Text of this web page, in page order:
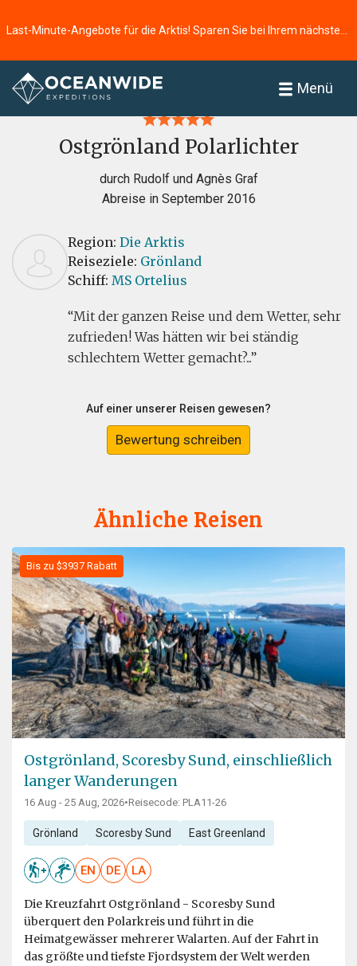
Menü
Startseite
Ostgrönland Polarlichter
durch Rudolf und Agnès Graf
Abreise in September 2016
Region: Die Arktis
Reiseziele: Grönland
Schiff: MS Ortelius
Mit der ganzen Reise und dem Wetter, sehr
zufrieden! Was hätten wir bei ständig
schlechtem Wetter gemacht?...
Auf einer unserer Reisen gewesen?
Bewertung schreiben
Ähnliche Reisen
Bis zu $3937 Rabatt
Ostgrönland, Scoresby Sund, einschließlich
langer Wanderungen
16 Aug - 25 Aug, 2026•Reisecode: PLA11-26
Grönland Scoresby Sund East Greenland
EN DE LA
Die Kreuzfahrt Ostgrönland - Scoresby Sund
überquert den Polarkreis und führt in die
Heimatgewässer mehrerer Walarten. Auf der Fahrt in
das größte und tiefste Fjordsystem der Welt werden